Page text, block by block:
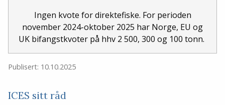
Ingen kvote for direktefiske. For perioden
november 2024-oktober 2025 har Norge, EU og
UK bifangstkvoter på hhv 2 500, 300 og 100 tonn.
Publisert: 10.10.2025
ICES sitt råd